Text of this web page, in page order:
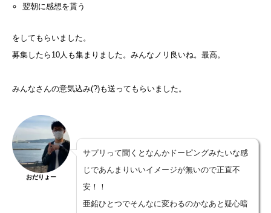
翌朝に感想を貰う
をしてもらいました。
募集したら10人も集まりました。みんなノリ良いね。最高。
みんなさんの意気込み(?)も送ってもらいました。
おだりょー
サプリって聞くとなんかドーピングみたいな感
じであんまりいいイメージが無いので正直不
安！！
亜鉛ひとつでそんなに変わるのかなあと疑心暗